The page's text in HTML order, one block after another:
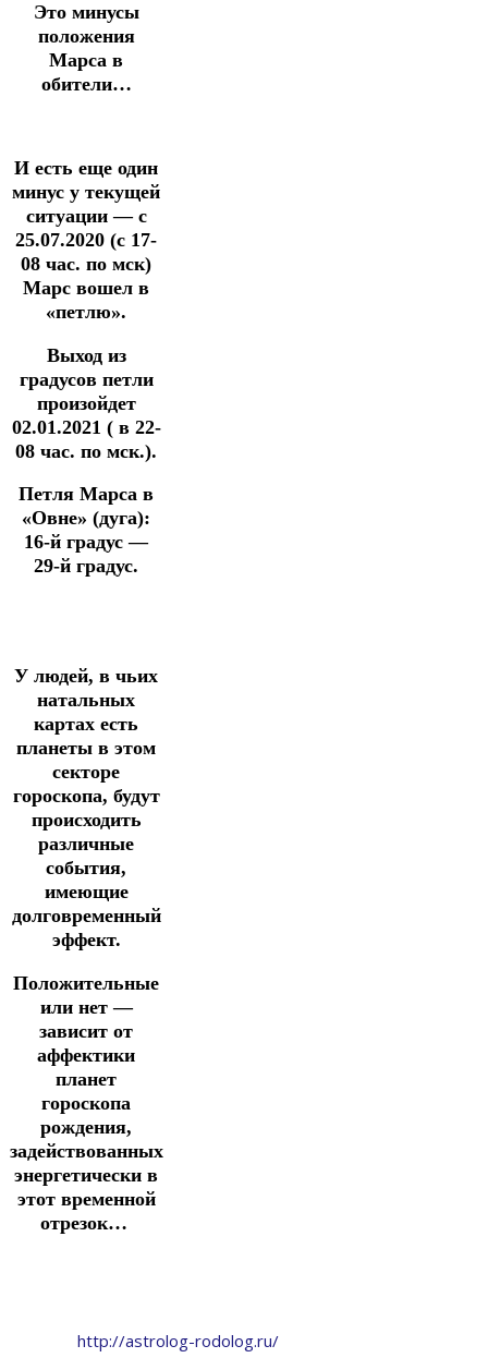
Это минусы
положения
Марса в
обители…
И есть еще один
минус у текущей
ситуации — с
25.07.2020 (с 17-
08 час. по мск)
Марс вошел в
«петлю».
Выход из
градусов петли
произойдет
02.01.2021 ( в 22-
08 час. по мск.).
Петля Марса в
«Овне» (дуга):
16-й градус —
29-й градус.
У людей, в чьих
натальных
картах есть
планеты в этом
секторе
гороскопа, будут
происходить
различные
события,
имеющие
долговременный
эффект.
Положительные
или нет —
зависит от
аффектики
планет
гороскопа
рождения,
задействованных
энергетически в
этот временной
отрезок…
http://astrolog-rodolog.ru/